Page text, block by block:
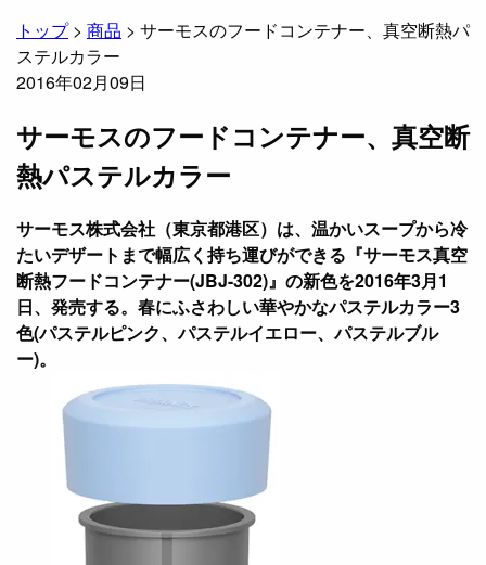
トップ> 商品 > サーモスのフードコンテナー、真空断熱パ
ステルカラー
2016年02月09日
サーモスのフードコンテナー、真空断
熱パステルカラー
サーモス株式会社（東京都港区）は、温かいスープから冷
たいデザートまで幅広く持ち運びができる『サーモス真空
断熱フードコンテナー(JBJ-302)』の新色を2016年3月1
日、発売する。春にふさわしい華やかなパステルカラー3
色(パステルピンク、パステルイエロー、パステルブル
ー)。